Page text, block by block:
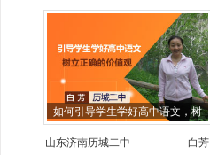
如何引导学生学好高中语文，树
山东济南历城二中
白芳